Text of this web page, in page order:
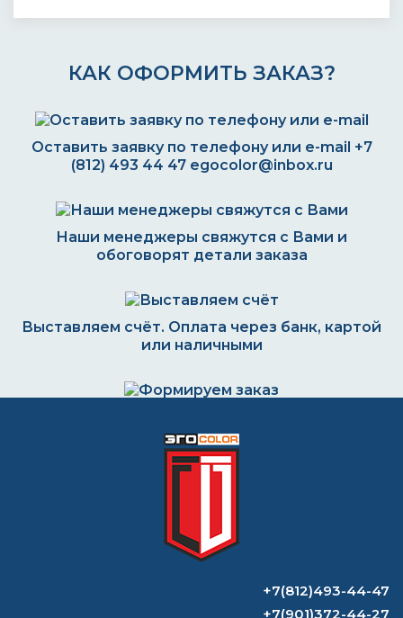
КАК ОФОРМИТЬ ЗАКАЗ?
Оставить заявку по телефону или e-mail +7
(812) 493 44 47 egocolor@inbox.ru
Наши менеджеры свяжутся с Вами и
обоговорят детали заказа
Выставляем счёт. Оплата через банк, картой
или наличными
компанией
ВОПРОС-ОТВЕТ
Можно ли наносить акриловую краску
+7(812)493-44-47
+7(901)372-44-27